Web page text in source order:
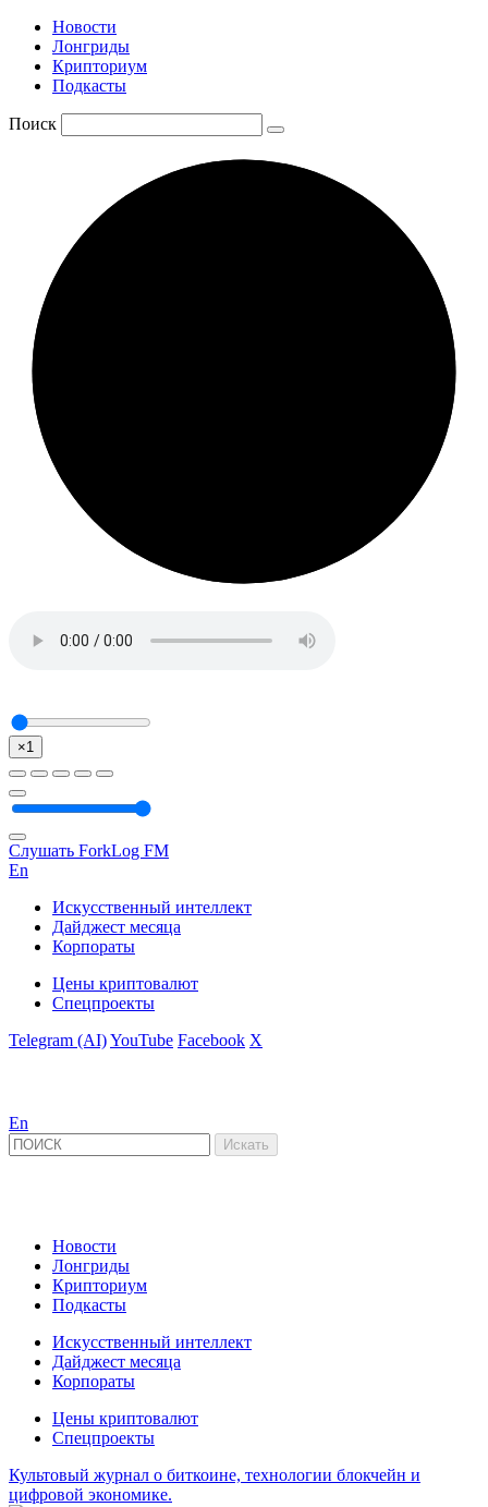
Новости
Лонгриды
Крипториум
Подкасты
Поиск
×1
Слушать ForkLog FM
En
Искусственный интеллект
Дайджест месяца
Корпораты
Цены криптовалют
Спецпроекты
Telegram (AI)YouTube Facebook X
En
Новости
Лонгриды
Крипториум
Подкасты
Искусственный интеллект
Дайджест месяца
Корпораты
Цены криптовалют
Спецпроекты
Культовый журнал о биткоине, технологии блокчейн и
цифровой экономике.